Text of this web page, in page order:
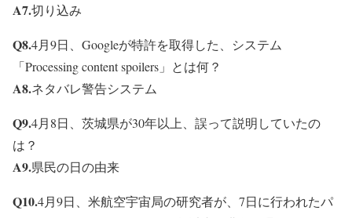
A7.切り込み
Q8.4月9日、Googleが特許を取得した、システム
「Processing content spoilers」とは何？
A8.ネタバレ警告システム
Q9.4月8日、茨城県が30年以上、誤って説明していたの
は？
A9.県民の日の由来
Q10.4月9日、米航空宇宙局の研究者が、7日に行われたパ